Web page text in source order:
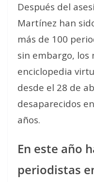
Después del
Martínez han
más de 100
sin embargo, los
enciclopedia
desde el 28 de
desaparecidos
años.
En este año
periodistas